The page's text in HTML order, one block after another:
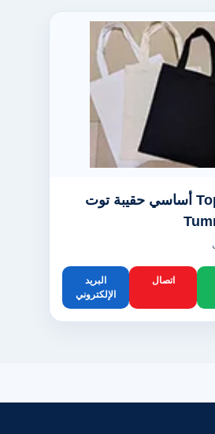
Top Seller أساسي حقيبة توت
اتصال
البريد
الإلكتروني